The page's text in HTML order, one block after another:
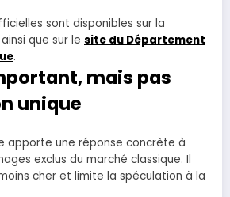
sont disponibles sur la
ainsi que sur le site du Département
.
mais pas
unique
apporte une réponse concrète à
exclus du marché classique. Il
cher et limite la spéculation à la